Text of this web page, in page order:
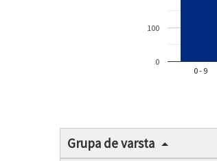
0 - 9
0
100
Grupa de varsta